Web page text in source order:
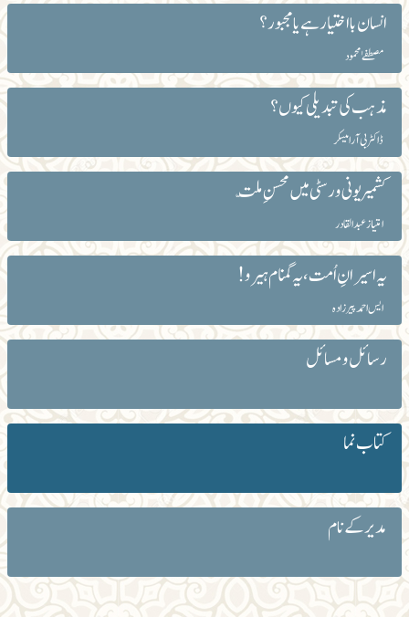
انسان بااختیار ہے یا مجبور؟
مصطفےٰ محمود
مذہب کی تبدیلی کیوں؟
ڈاکٹر بی آرامیسکر
کشمیر یونی ورسٹی میں محسنِ ملّت
امتیاز عبدالقادر
یہ اسیرانِ اُمت، یہ گمنام ہیرو!
ایس احمد پیرزادہ
رسائل و مسائل
کتاب نما
مدیر کے نام